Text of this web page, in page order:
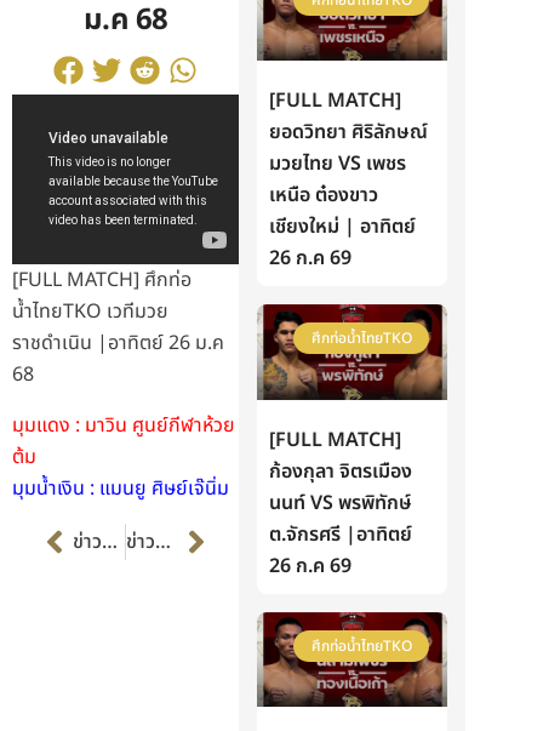
ม.ค 68
[FULL MATCH] ศึกท่อ
น้ำไทยTKO เวทีมวย
ราชดำเนิน |อาทิตย์ 26 ม.ค
68
มุมแดง : มาวิน ศูนย์กีฬาห้วย
ต้ม
มุมน้ำเงิน : แมนยู ศิษย์เจ๊นิ่ม
Prevข่าวก่อนหน้า ข่าวต่อไป Next
[FULL MATCH]
ยอดวิทยา ศิริลักษณ์
มวยไทย VS เพชร
เหนือ ต๋องขาว
เชียงใหม่ | อาทิตย์
26 ก.ค 69
ศึกท่อน้ำไทยTKO
[FULL MATCH]
ก้องกุลา จิตรเมือง
นนท์ VS พรพิทักษ์
ต.จักรศรี |อาทิตย์
26 ก.ค 69
ศึกท่อน้ำไทยTKO